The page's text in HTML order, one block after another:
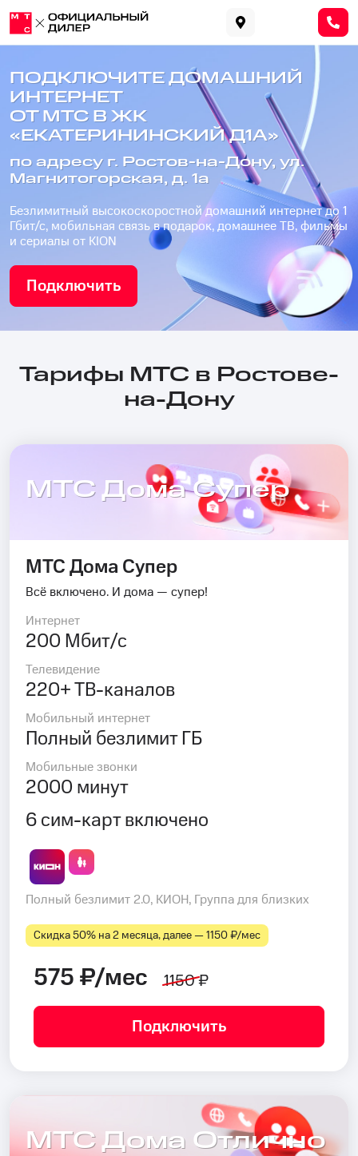
ПОДКЛЮЧИТЕ ДОМАШНИЙ
ИНТЕРНЕТ
ОТ МТС В ЖК
«ЕКАТЕРИНИНСКИЙ Д1А»
по адресу г. Ростов-на-Дону, ул.
Магнитогорская, д. 1а
Безлимитный высокоскоростной домашний интернет до 1
Гбит/с, мобильная связь в подарок, домашнее ТВ, фильмы
и сериалы от KION
Подключить
Тарифы МТС в Ростове-
на-Дону
МТС Дома Супер
МТС Дома Супер
Всё включено. И дома — супер!
Интернет
200 Мбит/с
Телевидение
220+ ТВ-каналов
Мобильный интернет
Полный безлимит ГБ
Мобильные звонки
2000 минут
6 сим-карт включено
Полный безлимит 2.0, КИОН, Группа для близких
Скидка 50% на 2 месяца, далее — 1150 ₽⁠/⁠мес
575 ₽/мес 1150 ₽
Подключить
МТС Дома Отлично